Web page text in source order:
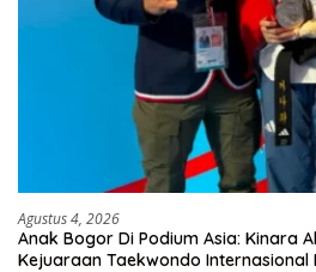
Agustus 4, 2026
Anak Bogor Di Podium Asia: Kinara
Kejuaraan Taekwondo Internasional